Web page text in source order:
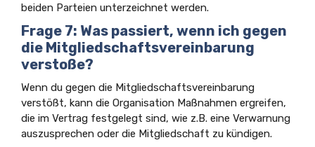
beiden Parteien unterzeichnet werden.
Frage 7: Was passiert, wenn ich gegen
die Mitgliedschaftsvereinbarung
verstoße?
Wenn du gegen die Mitgliedschaftsvereinbarung
verstößt, kann die Organisation Maßnahmen ergreifen,
die im Vertrag festgelegt sind, wie z.B. eine Verwarnung
auszusprechen oder die Mitgliedschaft zu kündigen.